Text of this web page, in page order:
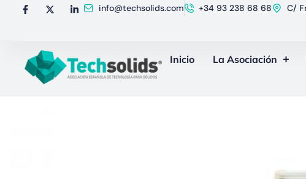
info@techsolids.com +34 93 238 68 68 C/
Inicio La Asociación